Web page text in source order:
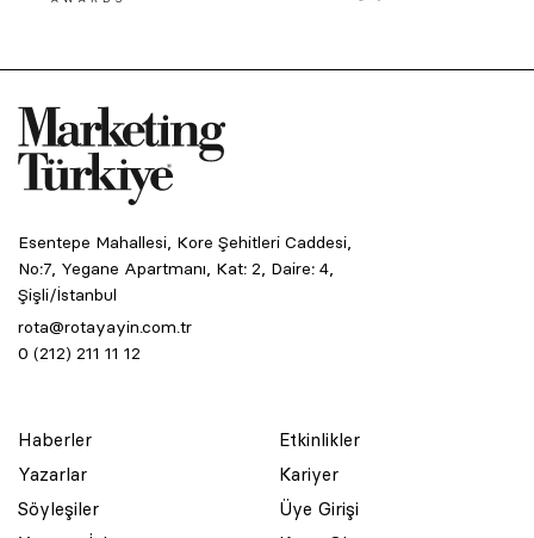
Esentepe Mahallesi, Kore Şehitleri Caddesi,
No:7, Yegane Apartmanı, Kat: 2, Daire: 4,
Şişli/İstanbul
rota@rotayayin.com.tr
0 (212) 211 11 12
Haberler
Yazarlar
Söyleşiler
Etkinlikler
Kariyer
Üye Girişi